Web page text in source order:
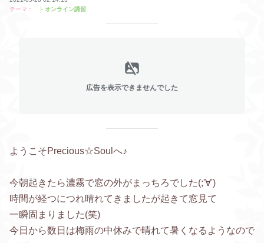
テーマ：
├ オンライン講習
広告を表示できませんでした
ようこそPrecious☆Soulへ♪
今朝起きたら濃霧で窓の外がまっちろでした(;'∀')
時間が経つにつれ晴れてきましたが起きて窓見て
一瞬固まりました(笑)
今日から数日は梅雨の中休みで晴れて暑くなるようなので